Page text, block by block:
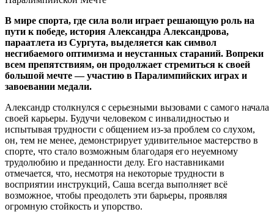
В мире спорта, где сила воли играет решающую роль на
пути к победе, история Александра Александрова,
параатлета из Сургута, выделяется как символ
несгибаемого оптимизма и неустанных стараний. Вопреки
всем препятствиям, он продолжает стремиться к своей
большой мечте — участию в Паралимпийских играх и
завоевании медали.
Александр столкнулся с серьезными вызовами с самого начала
своей карьеры. Будучи человеком с инвалидностью и
испытывая трудности с общением из-за проблем со слухом,
он, тем не менее, демонстрирует удивительное мастерство в
спорте, что стало возможным благодаря его неуемному
трудолюбию и преданности делу. Его наставниками
отмечается, что, несмотря на некоторые трудности в
восприятии инструкций, Саша всегда выполняет всё
возможное, чтобы преодолеть эти барьеры, проявляя
огромную стойкость и упорство.